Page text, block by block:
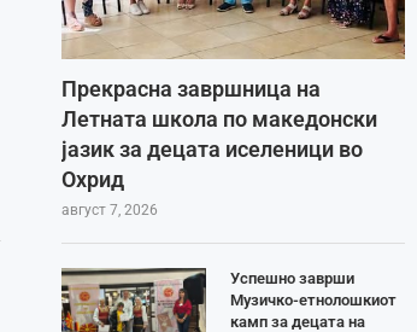
Прекрасна завршница на
Летната школа по македонски
јазик за децата иселеници во
Охрид
август 7, 2026
Успешно заврши
Музичко-етнолошкиот
камп за децата на